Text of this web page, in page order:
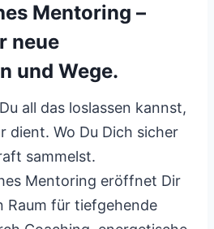
Mentoring –
neue
und Wege.
all das loslassen kannst,
dient. Wo Du Dich sicher
sammelst.
Mentoring eröffnet Dir
Raum für tiefgehende